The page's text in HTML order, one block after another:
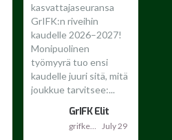
kasvattajaseuransa
GrIFK:n riveihin
kaudelle 2026–2027!
Monipuolinen
työmyyrä tuo ensi
kaudelle juuri sitä, mitä
joukkue tarvitsee:...
GrIFK Elit
July 29